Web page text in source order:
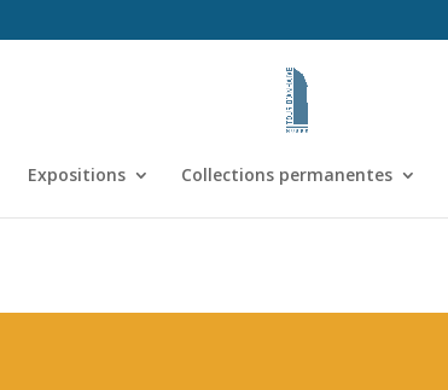
Expositions Collections permanentes